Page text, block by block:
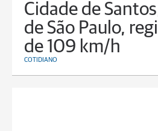
Cidade de
de São Paulo,
de 109 km/h
COTIDIANO